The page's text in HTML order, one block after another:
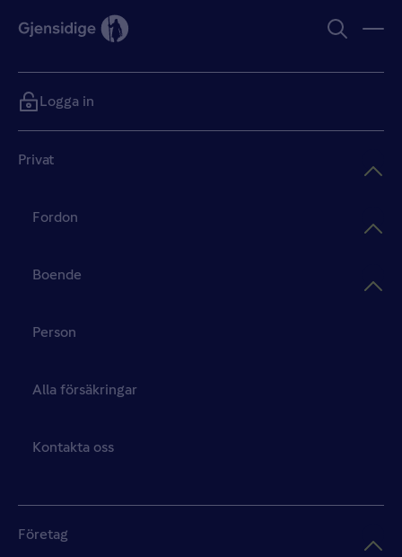
Privat
Fordon
Boende
Person
Alla försäkringar
Kontakta oss
Företag
Logga in